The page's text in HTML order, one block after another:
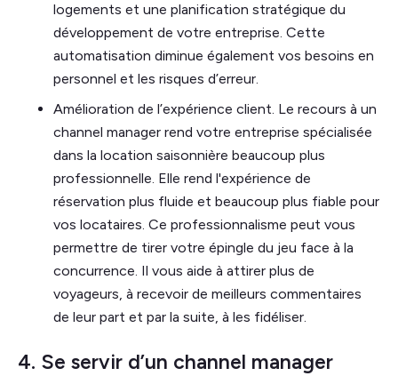
logements et une planification stratégique du
développement de votre entreprise. Cette
automatisation diminue également vos besoins en
personnel et les risques d’erreur.
Amélioration de l’expérience client. Le recours à un
channel manager rend votre entreprise spécialisée
dans la location saisonnière beaucoup plus
professionnelle. Elle rend l'expérience de
réservation plus fluide et beaucoup plus fiable pour
vos locataires. Ce professionnalisme peut vous
permettre de tirer votre épingle du jeu face à la
concurrence. Il vous aide à attirer plus de
voyageurs, à recevoir de meilleurs commentaires
de leur part et par la suite, à les fidéliser.
4. Se servir d’un channel manager